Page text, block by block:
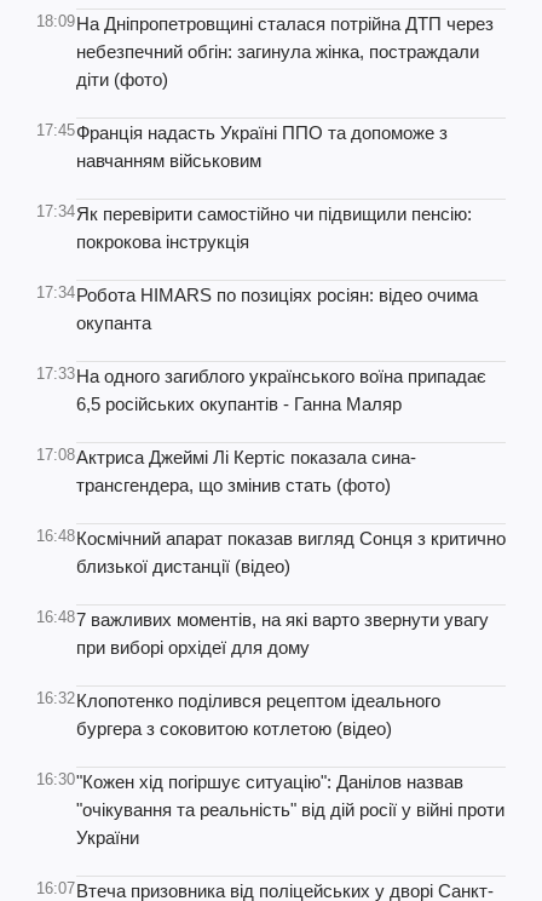
18:09На Дніпропетровщині сталася потрійна ДТП через
небезпечний обгін: загинула жінка, постраждали
діти (фото)
17:45Франція надасть Україні ППО та допоможе з
навчанням військовим
17:34Як перевірити самостійно чи підвищили пенсію:
покрокова інструкція
17:34Робота HIMARS по позиціях росіян: відео очима
окупанта
17:33На одного загиблого українського воїна припадає
6,5 російських окупантів - Ганна Маляр
17:08Актриса Джеймі Лі Кертіс показала сина-
трансгендера, що змінив стать (фото)
16:48Космічний апарат показав вигляд Сонця з критично
близької дистанції (відео)
16:487 важливих моментів, на які варто звернути увагу
при виборі орхідеї для дому
16:32Клопотенко поділився рецептом ідеального
бургера з соковитою котлетою (відео)
16:30"Кожен хід погіршує ситуацію": Данілов назвав
"очікування та реальність" від дій росії у війні проти
України
16:07Втеча призовника від поліцейських у дворі Санкт-